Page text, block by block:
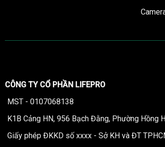
CÔNG TY CỔ PHẦN LIFEPRO
MST - 0107068138
K1B Cảng HN, 956 Bạch Đằng, Phường Hồng
Giấy phép ĐKKD số xxxx - Sở KH và ĐT